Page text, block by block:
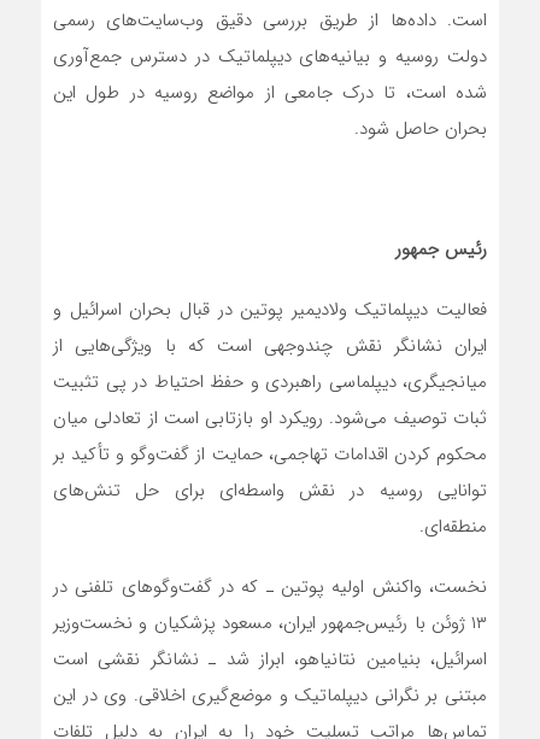
است. داده‌ها از طریق بررسی دقیق وب‌سایت‌های رسمی
دولت روسیه و بیانیه‌های دیپلماتیک در دسترس جمع‌آوری
شده است، تا درک جامعی از مواضع روسیه در طول این
بحران حاصل شود.
رئیس جمهور
فعالیت دیپلماتیک ولادیمیر پوتین در قبال بحران اسرائیل و
ایران نشانگر نقش چندوجهی است که با ویژگی‌هایی از
میانجیگری، دیپلماسی راهبردی و حفظ احتیاط در پی تثبیت
ثبات توصیف می‌شود. رویکرد او بازتابی است از تعادلی میان
محکوم کردن اقدامات تهاجمی، حمایت از گفت‌وگو و تأکید بر
توانایی روسیه در نقش واسطه‌ای برای حل تنش‌های
منطقه‌ای.
نخست، واکنش اولیه پوتین ـ که در گفت‌وگوهای تلفنی در
۱۳ ژوئن با رئیس‌جمهور ایران، مسعود پزشکیان و نخست‌وزیر
اسرائیل، بنیامین نتانیاهو، ابراز شد ـ نشانگر نقشی است
مبتنی بر نگرانی دیپلماتیک و موضع‌گیری اخلاقی. وی در این
تماس‌ها مراتب تسلیت خود را به ایران به دلیل تلفات